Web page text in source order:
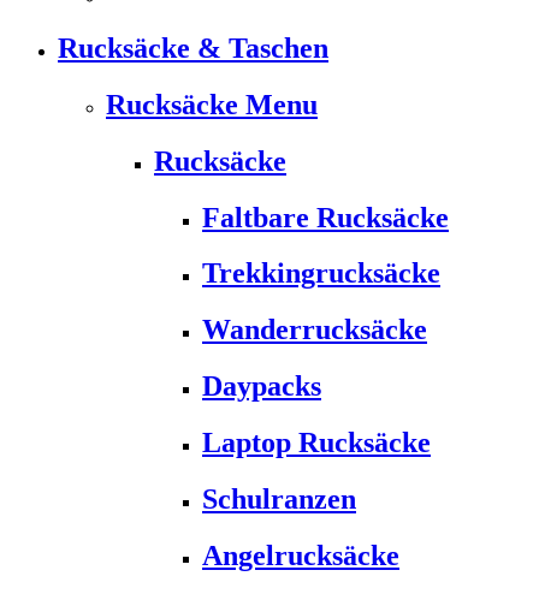
Rucksäcke & Taschen
Rucksäcke Menu
Rucksäcke
Faltbare Rucksäcke
Trekkingrucksäcke
Wanderrucksäcke
Daypacks
Laptop Rucksäcke
Schulranzen
Angelrucksäcke